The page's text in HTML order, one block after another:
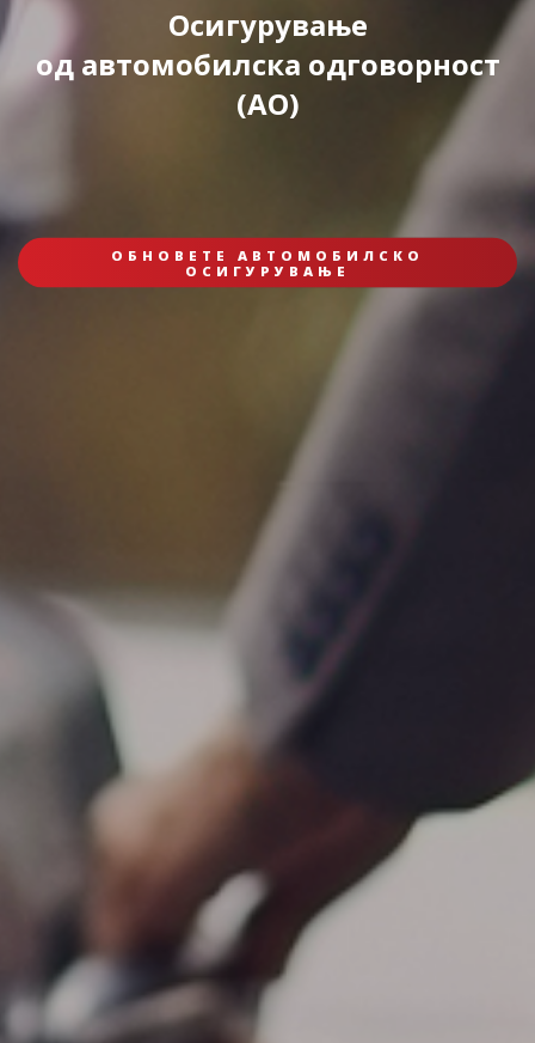
Осигурување
од автомобилска одговорност
(AO)
ОБНОВЕТЕ АВТОМОБИЛСКО
ОСИГУРУВАЊЕ